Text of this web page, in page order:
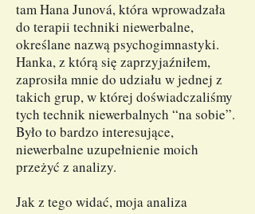
tam Hana Junová, która wprowadzała
do terapii techniki niewerbalne,
określane nazwą psychogimnastyki.
Hanka, z którą się zaprzyjaźniłem,
zaprosiła mnie do udziału w jednej z
takich grup, w której doświadczaliśmy
tych technik niewerbalnych “na sobie”.
Było to bardzo interesujące,
niewerbalne uzupełnienie moich
przeżyć z analizy.
Jak z tego widać, moja analiza